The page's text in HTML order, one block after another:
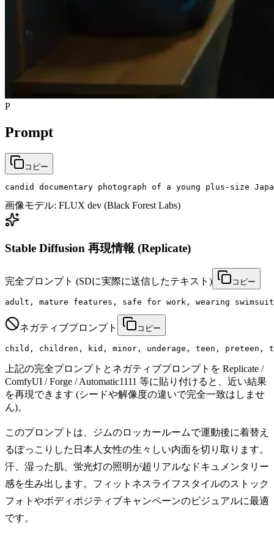
P
Prompt
コピー
candid documentary photograph of a young plus-size
画像モデル: FLUX dev (Black Forest Labs)
Stable Diffusion 再現情報 (Replicate)
完全プロンプト (SDに実際に送信したテキスト) コピー
adult, mature features, safe for work, wearing
ネガティブプロンプト コピー
child, children, kid, minor, underage, teen, preteen,
上記の完全プロンプトとネガティブプロンプトを Replicate /
ComfyUI / Forge / Automatic1111 等に貼り付けると、近い結果
を再現できます (シードや解像度の違いで完全一致はしませ
ん)。
このプロンプトは、ジムのロッカールームで運動後に着替え
るぽっこりした日本人女性の生々しい内面を切り取ります。
汗、湿った肌、蛍光灯の照明が超リアルなドキュメンタリー
感を生み出します。フィットネスライフスタイルのストック
フォトやボディポジティブキャンペーンのビジュアルに最適
です。